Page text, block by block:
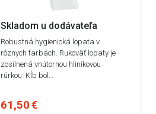
Skladom u dodávateľa
Robustná hygienická lopata v
rôznych farbách. Rukoväť lopaty je
zosilnená vnútornou hliníkovou
rúrkou. Kĺb bol…
61,50 €